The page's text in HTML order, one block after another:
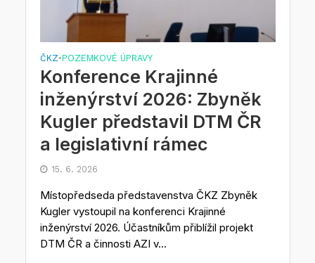
ČKZ•POZEMKOVÉ ÚPRAVY
Konference Krajinné
inženýrství 2026: Zbyněk
Kugler představil DTM ČR
a legislativní rámec
15. 6. 2026
Místopředseda představenstva ČKZ Zbyněk
Kugler vystoupil na konferenci Krajinné
inženýrství 2026. Účastníkům přiblížil projekt
DTM ČR a činnosti AZI v...